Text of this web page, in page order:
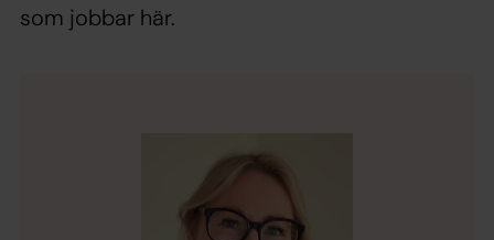
som jobbar här.